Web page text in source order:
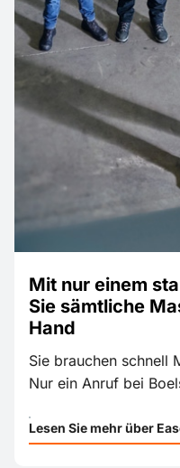
Mit nur einem
Sie sämtliche
Hand
Sie brauchen schnell
Nur ein Anruf bei
Lesen Sie mehr über